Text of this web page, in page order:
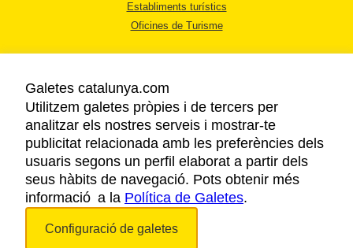
Establiments turístics
Oficines de Turisme
AVÍS LEGAL
POLÍTICA DE PRIVACITAT
COOKIES
ACCESSIBILITAT
Galetes catalunya.com
Utilitzem galetes pròpies i de tercers per
analitzar els nostres serveis i mostrar-te
publicitat relacionada amb les preferències dels
usuaris segons un perfil elaborat a partir dels
seus hàbits de navegació. Pots obtenir més
informació a la Política de Galetes.
Configuració de galetes